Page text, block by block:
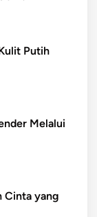
Putih
Melalui
Cinta yang